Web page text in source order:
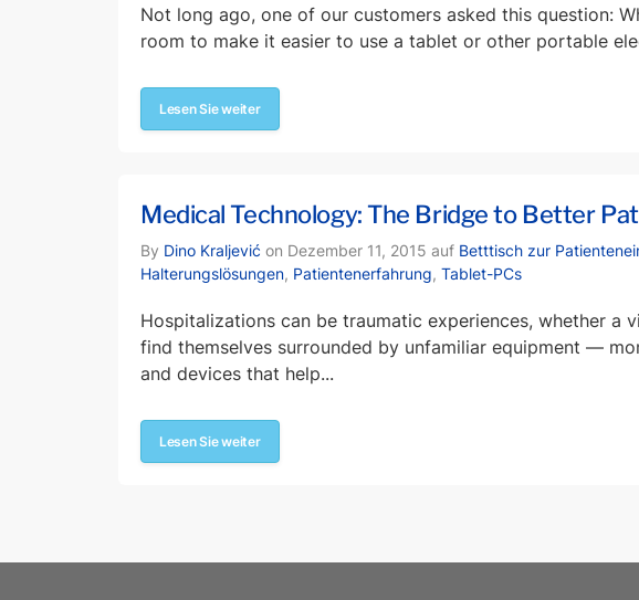
Not long ago, one of our customers asked this question:
room to make it easier to use a tablet or other portable
Lesen Sie weiter
Medical Technology: The Bridge to Better
By Dino Kraljević on Dezember 11, 2015 auf Betttisch zur
Halterungslösungen, Patientenerfahrung, Tablet-PCs
Hospitalizations can be traumatic experiences, whether a
find themselves surrounded by unfamiliar equipment —
and devices that help...
Lesen Sie weiter